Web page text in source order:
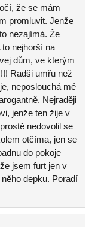
že se mám
promluvit. Jenže
nezajímá. Že
nejhorší na
dům, ve kterým
Radši umřu než
neposlouchá mé
Nejraději
jenže ten žije v
nedovolil se
otčíma, jen se
do pokoje
jsem furt jen v
depku. Poradí